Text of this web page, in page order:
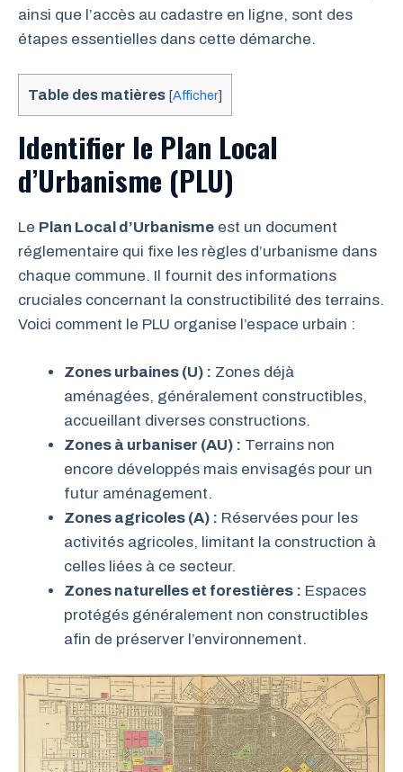
ainsi que l’accès au cadastre en ligne, sont des
étapes essentielles dans cette démarche.
Table des matières [Afficher]
Identifier le Plan Local
d’Urbanisme (PLU)
Le Plan Local d’Urbanisme est un document
réglementaire qui fixe les règles d’urbanisme dans
chaque commune. Il fournit des informations
cruciales concernant la constructibilité des terrains.
Voici comment le PLU organise l’espace urbain :
Zones urbaines (U) : Zones déjà
aménagées, généralement constructibles,
accueillant diverses constructions.
Zones à urbaniser (AU) : Terrains non
encore développés mais envisagés pour un
futur aménagement.
Zones agricoles (A) : Réservées pour les
activités agricoles, limitant la construction à
celles liées à ce secteur.
Zones naturelles et forestières : Espaces
protégés généralement non constructibles
afin de préserver l’environnement.